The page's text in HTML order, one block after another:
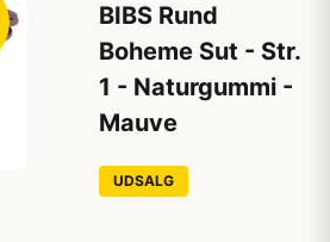
BIBS Rund
Boheme Sut - Str.
1 - Naturgummi -
Mauve
UDSALG